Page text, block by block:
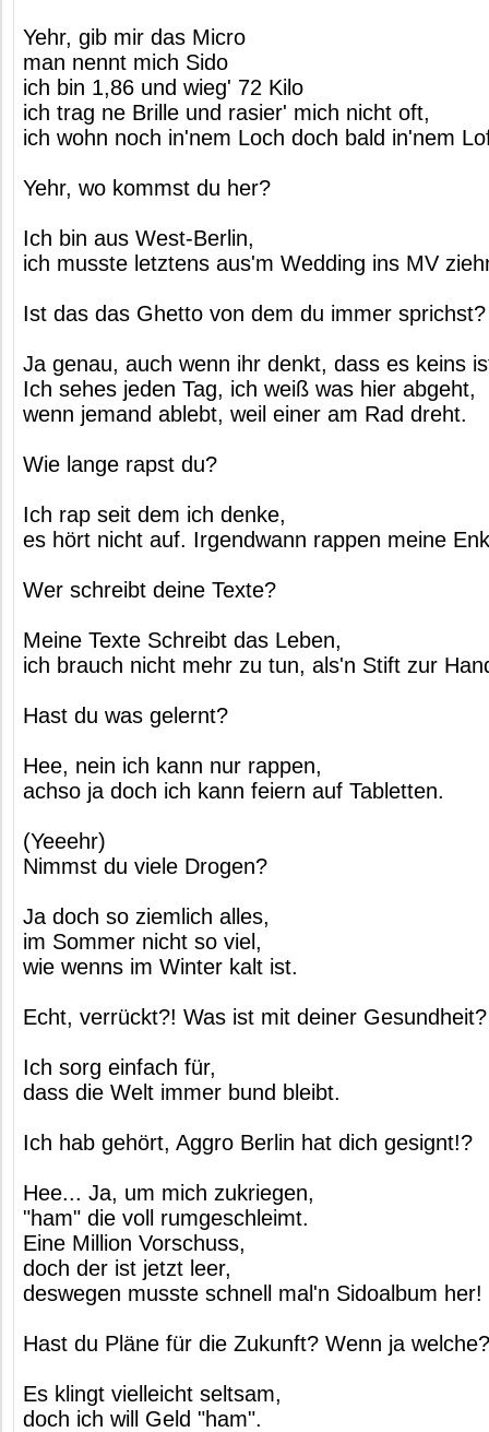
Yehr, gib mir das Micro
man nennt mich Sido
ich bin 1,86 und wieg' 72 Kilo
ich trag ne Brille und rasier' mich nicht oft,
ich wohn noch in'nem Loch doch bald in'nem
Yehr, wo kommst du her?
Ich bin aus West-Berlin,
ich musste letztens aus'm Wedding ins MV
Ist das das Ghetto von dem du immer sprichst?
Ja genau, auch wenn ihr denkt, dass es keins
Ich sehes jeden Tag, ich weiß was hier abgeht,
wenn jemand ablebt, weil einer am Rad dreht.
Wie lange rapst du?
Ich rap seit dem ich denke,
es hört nicht auf. Irgendwann rappen meine
Wer schreibt deine Texte?
Meine Texte Schreibt das Leben,
ich brauch nicht mehr zu tun, als'n Stift zur
Hast du was gelernt?
Hee, nein ich kann nur rappen,
achso ja doch ich kann feiern auf Tabletten.
(Yeeehr)
Nimmst du viele Drogen?
Ja doch so ziemlich alles,
im Sommer nicht so viel,
wie wenns im Winter kalt ist.
Echt, verrückt?! Was ist mit deiner Gesundheit?
Ich sorg einfach für,
dass die Welt immer bund bleibt.
Ich hab gehört, Aggro Berlin hat dich gesignt!?
Hee... Ja, um mich zukriegen,
"ham" die voll rumgeschleimt.
Eine Million Vorschuss,
doch der ist jetzt leer,
deswegen musste schnell mal'n Sidoalbum her!
Hast du Pläne für die Zukunft? Wenn ja
Es klingt vielleicht seltsam,
doch ich will Geld "ham".